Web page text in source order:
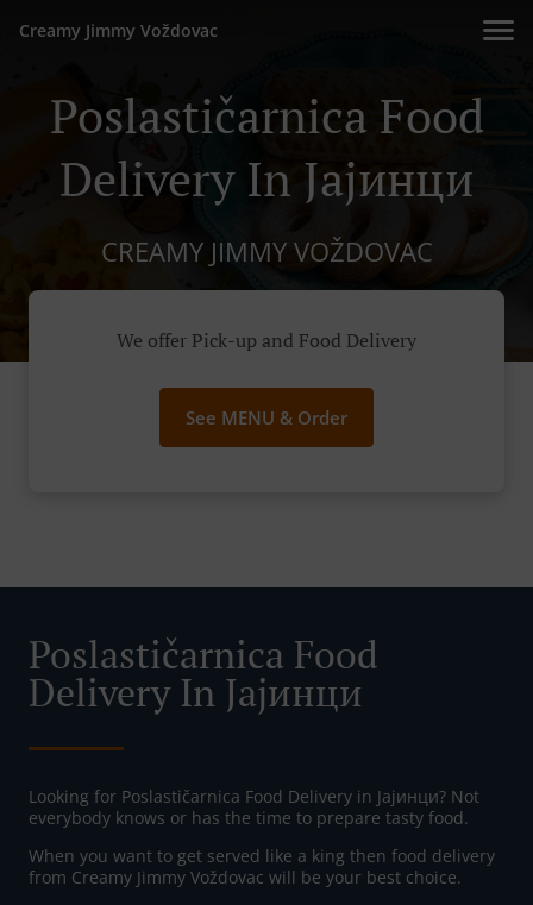
Creamy Jimmy Voždovac
Poslastičarnica Food
Delivery In Јајинци
CREAMY JIMMY VOŽDOVAC
We offer Pick-up and Food Delivery
See MENU & Order
Poslastičarnica Food
Delivery In Јајинци
Looking for Poslastičarnica Food Delivery in Јајинци? Not
everybody knows or has the time to prepare tasty food.
When you want to get served like a king then food delivery
from Creamy Jimmy Voždovac will be your best choice.